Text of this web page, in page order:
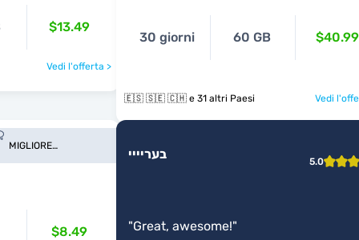
$13.49
Vedi l'offerta >
30 giorni 60 GB $40.99
🇪🇸 🇸🇪 🇨🇭 e 31 altri Paesi Vedi
MIGLIORE
$8.49
בעריייי 5.0
"Great, awesome!"